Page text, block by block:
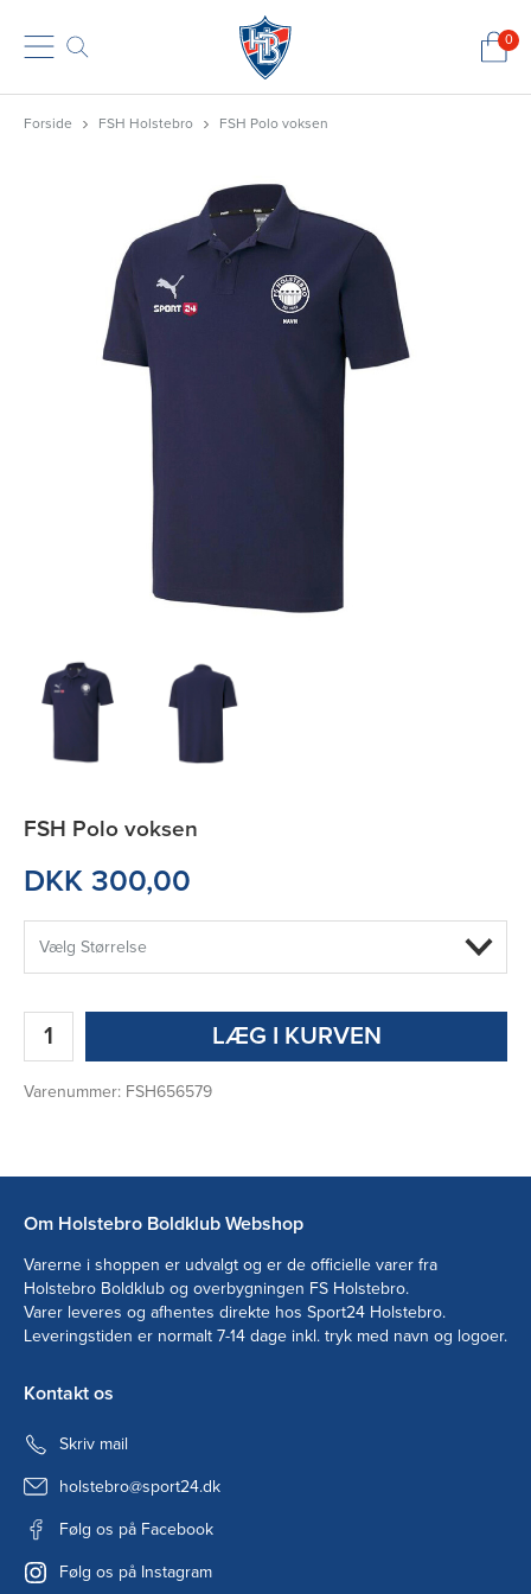
0
Forside FSH Holstebro FSH Polo voksen
FSH Polo voksen
DKK 300,00
LÆG I KURVEN
Varenummer: FSH656579
Om Holstebro Boldklub Webshop
Varerne i shoppen er udvalgt og er de officielle varer fra
Holstebro Boldklub og overbygningen FS Holstebro.
Varer leveres og afhentes direkte hos Sport24 Holstebro.
Leveringstiden er normalt 7-14 dage inkl. tryk med navn og logoer.
Kontakt os
Skriv mail
holstebro@sport24.dk
Følg os på Facebook
Følg os på Instagram